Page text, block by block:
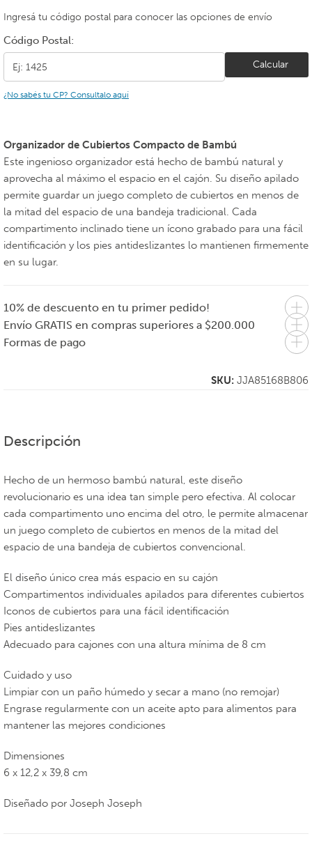
Ingresá tu código postal para conocer las opciones de envío
Código Postal:
Calcular
¿No sabés tu CP? Consultalo aquí
Organizador de Cubiertos Compacto de Bambú
Este ingenioso organizador está hecho de bambú natural y
aprovecha al máximo el espacio en el cajón. Su diseño apilado
permite guardar un juego completo de cubiertos en menos de
la mitad del espacio de una bandeja tradicional. Cada
compartimento inclinado tiene un ícono grabado para una fácil
identificación y los pies antideslizantes lo mantienen firmemente
en su lugar.
10% de descuento en tu primer pedido!
Envío GRATIS en compras superiores a $200.000
Formas de pago
SKU: JJA85168B806
Descripción
Hecho de un hermoso bambú natural, este diseño
revolucionario es una idea tan simple pero efectiva. Al colocar
cada compartimento uno encima del otro, le permite almacenar
un juego completo de cubiertos en menos de la mitad del
espacio de una bandeja de cubiertos convencional.
El diseño único crea más espacio en su cajón
Compartimentos individuales apilados para diferentes cubiertos
Iconos de cubiertos para una fácil identificación
Pies antideslizantes
Adecuado para cajones con una altura mínima de 8 cm
Cuidado y uso
Limpiar con un paño húmedo y secar a mano (no remojar)
Engrase regularmente con un aceite apto para alimentos para
mantener las mejores condiciones
Dimensiones
6 x 12,2 x 39,8 cm
Diseñado por Joseph Joseph